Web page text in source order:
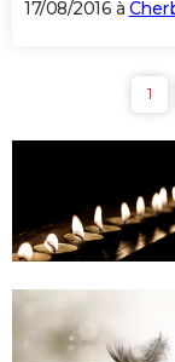
17/08/2016 à
1